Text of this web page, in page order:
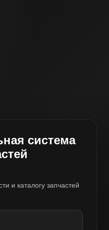
система
и каталогу запчастей